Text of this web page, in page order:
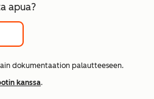
apua?
dokumentaation palautteeseen.
kanssa.